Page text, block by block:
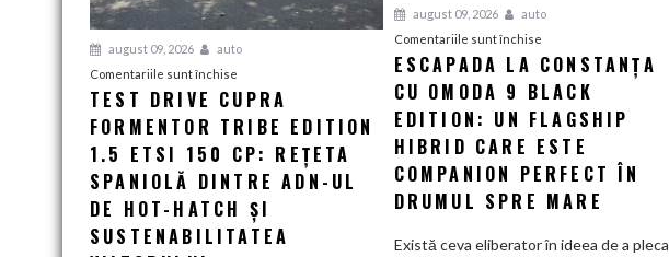
august 09, 2026
auto
Comentariile sunt închise
Test
Drive
CUPRA
Tribe
Edition
1.5
TEST DRIVE CUPRA
FORMENTOR TRIBE EDITION
1.5 ETSI 150 CP: REȚETA
SPANIOLĂ DINTRE ADN-UL
DE HOT-HATCH ȘI
SUSTENABILITATEA
august 09, 2026
auto
Comentariile sunt închisepentru
Escapada
la
Constanța
Omoda
9
Black
Un
ESCAPADA LA CONSTANȚA
CU OMODA 9 BLACK
EDITION: UN FLAGSHIP
HIBRID CARE ESTE
COMPANION PERFECT ÎN
DRUMUL SPRE MARE
Există ceva eliberator în ideea de a pleca